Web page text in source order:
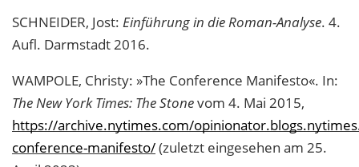
SCHNEIDER, Jost: Einführung in die Roman-Analyse. 4.
Aufl. Darmstadt 2016.
WAMPOLE, Christy: »The Conference Manifesto«. In:
The New York Times: The Stonevom 4. Mai 2015,
https://archive.nytimes.com/
conference-manifesto/(zuletzt eingesehen am 25.